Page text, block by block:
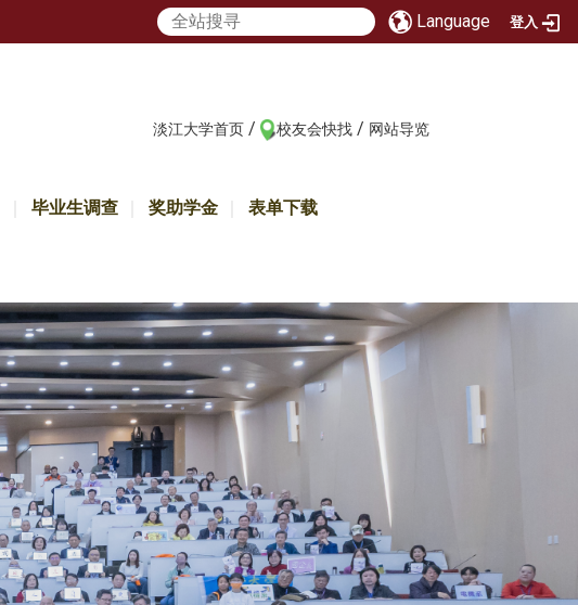
Language 登入
淡江大学首页 / 校友会快找 / 网站导览
毕业生调查 奖助学金 表单下载